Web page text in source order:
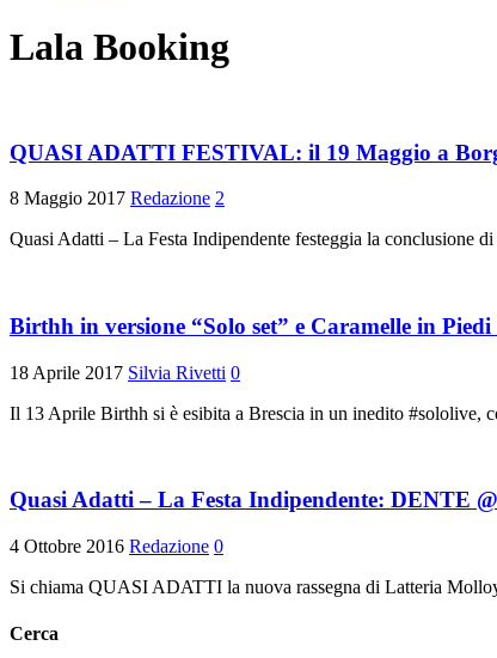
Lala Booking
QUASI ADATTI FESTIVAL: il 19 Maggio a
8 Maggio 2017 Redazione 2
Quasi Adatti – La Festa Indipendente festeggia la conclusione
Birthh in versione “Solo set” e Caramelle in
18 Aprile 2017 Silvia Rivetti 0
Il 13 Aprile Birthh si è esibita a Brescia in un inedito #sololive,
Quasi Adatti – La Festa Indipendente: DENTE
4 Ottobre 2016 Redazione 0
Si chiama QUASI ADATTI la nuova rassegna di Latteria
Cerca